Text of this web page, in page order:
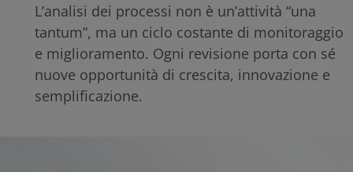
L’analisi dei processi non è un’attività “una
tantum”, ma un ciclo costante di monitoraggio
e miglioramento. Ogni revisione porta con sé
nuove opportunità di crescita, innovazione e
semplificazione.